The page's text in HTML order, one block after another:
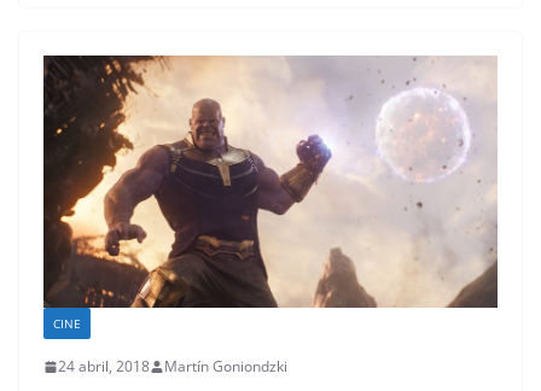
CINE
24 abril, 2018 Martín Goniondzki